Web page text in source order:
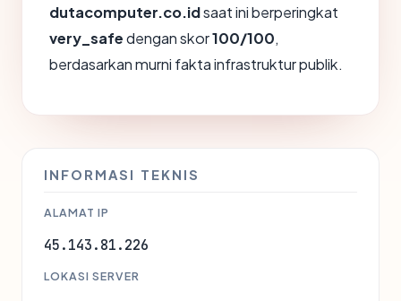
dutacomputer.co.idsaat ini berperingkat
very_safedengan skor100/100,
berdasarkan murni fakta infrastruktur publik.
INFORMASI TEKNIS
ALAMAT IP
45.143.81.226
LOKASI SERVER